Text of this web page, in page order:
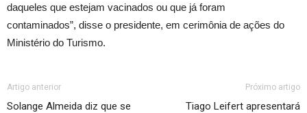
daqueles que estejam vacinados ou que já foram
contaminados”, disse o presidente, em cerimônia de ações do
Ministério do Turismo.
Artigo anterior
Solange Almeida diz que se
Próximo artigo
Tiago Leifert apresentará